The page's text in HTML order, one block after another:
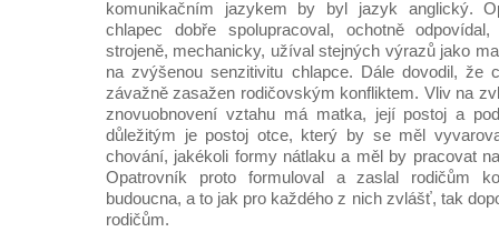
komunikačním jazykem by byl jazyk anglický.
chlapec dobře spolupracoval, ochotně
strojeně, mechanicky, užíval stejných výrazů jako
na zvýšenou senzitivitu chlapce. Dále dovodil, že
závažně zasažen rodičovským konfliktem. Vliv na
znovuobnovení vztahu má matka, její postoj a
důležitým je postoj otce, který by se měl
chování, jakékoli formy nátlaku a měl by pracovat
Opatrovník proto formuloval a zaslal rodičům
budoucna, a to jak pro každého z nich zvlášť, tak
rodičům.